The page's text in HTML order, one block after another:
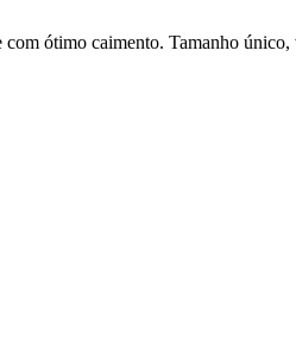
ótimo caimento. Tamanho